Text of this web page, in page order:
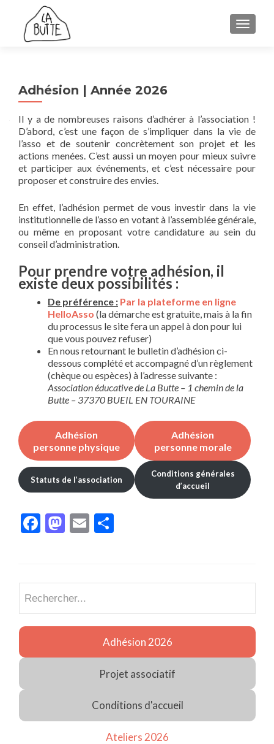
Adhésion | Année 2026
Il y a de nombreuses raisons d’adhérer à l’association !
D’abord, c’est une façon de s’impliquer dans la vie de
l’asso et de soutenir concrètement son projet et les
actions menées. C’est aussi un moyen pour mieux suivre
et participer aux événements, et c’est nécessaire pour
proposer et construire des envies.
En effet, l’adhésion permet de vous investir dans la vie
institutionnelle de l’asso en votant à l’assemblée générale,
ou même en proposant votre candidature au sein du
conseil d’administration.
Pour prendre votre adhésion, il
existe deux possibilités :
De préférence : Par la plateforme en ligne
HelloAsso (la démarche est gratuite, mais à la fin
du processus le site fera un appel à don pour lui
que vous pouvez refuser)
En nous retournant le bulletin d’adhésion ci-
dessous complété et accompagné d’un règlement
(chèque ou espèces) à l’adresse suivante :
Association éducative de La Butte – 1 chemin de la
Butte – 37370 BUEIL EN TOURAINE
Adhésion
personne physique
Adhésion
personne morale
Statuts de l’association
Conditions générales
d’accueil
Facebook
Mastodon
Email
Adhésion 2026
Projet associatif
Conditions d'accueil
Ateliers 2026